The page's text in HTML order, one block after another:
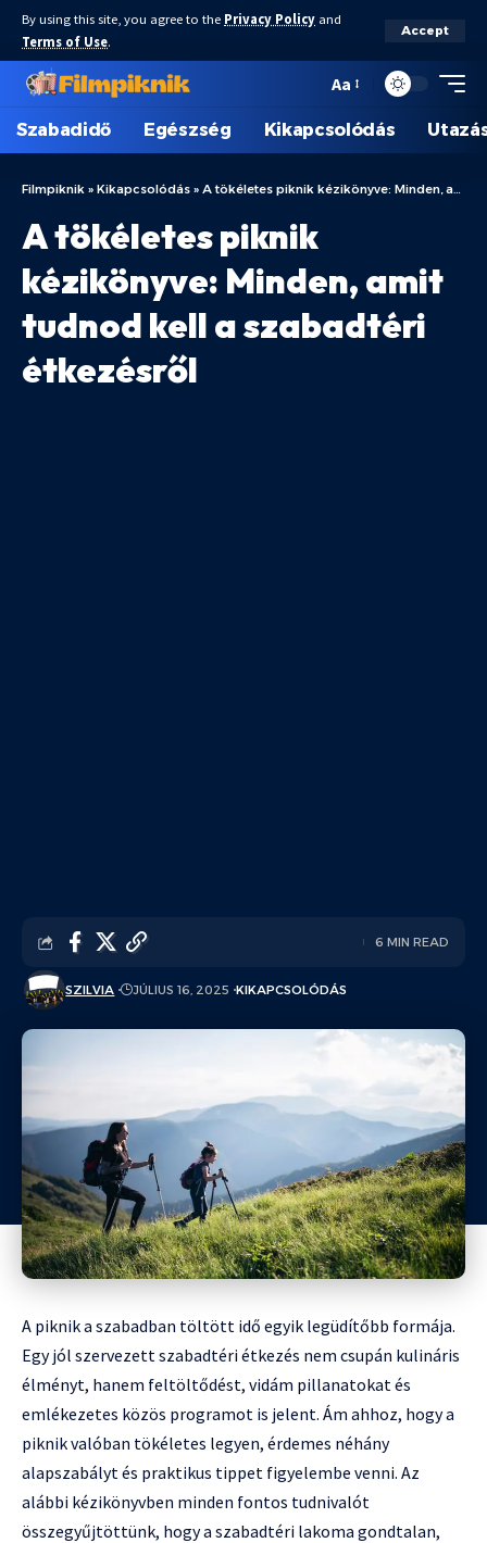
By using this site, you agree to the Privacy Policy and
Terms of Use.
Accept
Aa
Szabadidő Egészség Kikapcsolódás
Filmpiknik » Kikapcsolódás » A tökéletes piknik kézikönyve: Minden, amit tudnod kell a szabadtéri étkezésről
A tökéletes piknik
kézikönyve: Minden, amit
tudnod kell a szabadtéri
étkezésről
SZILVIA JÚLIUS 16, 2025 KIKAPCSOLÓDÁS
6 MIN READ
A piknik a szabadban töltött idő egyik legüdítőbb formája.
Egy jól szervezett szabadtéri étkezés nem csupán kulináris
élményt, hanem feltöltődést, vidám pillanatokat és
emlékezetes közös programot is jelent. Ám ahhoz, hogy a
piknik valóban tökéletes legyen, érdemes néhány
alapszabályt és praktikus tippet figyelembe venni. Az
alábbi kézikönyvben minden fontos tudnivalót
összegyűjtöttünk, hogy a szabadtéri lakoma gondtalan,